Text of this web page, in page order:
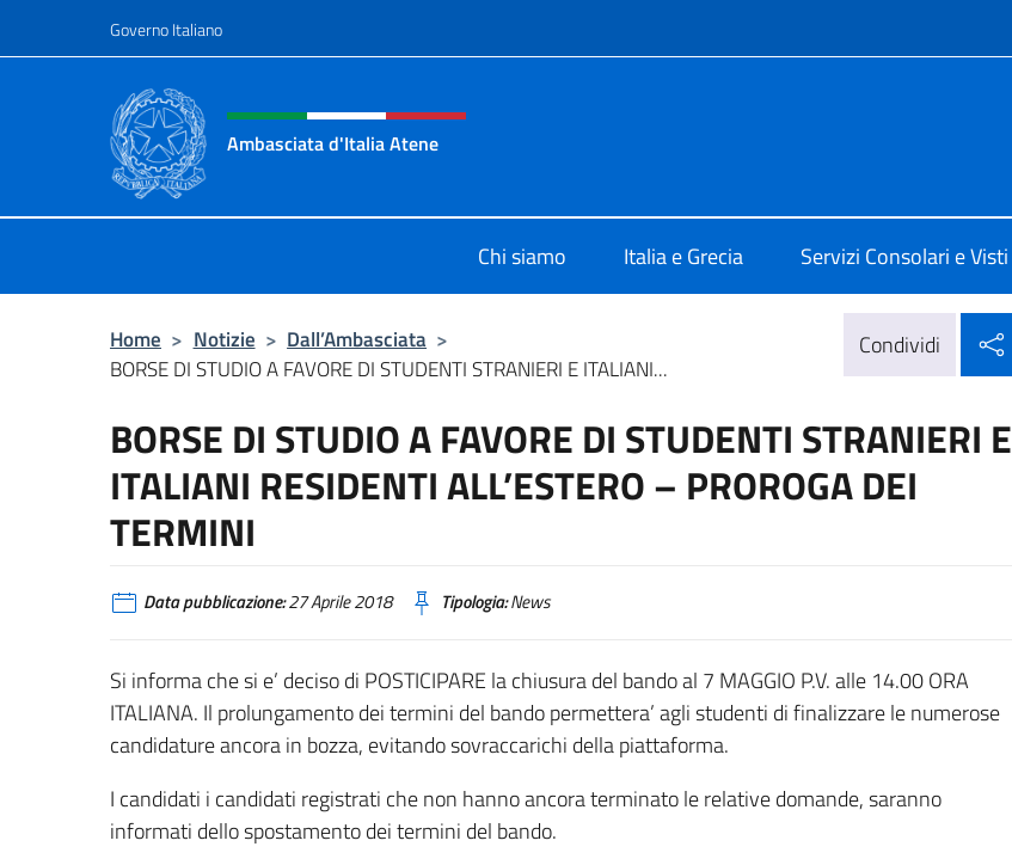
Governo Italiano
Intestazione sito, social e menù
Ambasciata d'Italia Atene
Chi siamo Italia e Grecia Servizi Consolari e Visti
Home > Notizie > Dall’Ambasciata >
BORSE DI STUDIO A FAVORE DI STUDENTI STRANIERI E ITALIANI...
Condividi
BORSE DI STUDIO A FAVORE DI STUDENTI STRANIERI E
ITALIANI RESIDENTI ALL’ESTERO – PROROGA DEI
TERMINI
Data pubblicazione:27 Aprile 2018 Tipologia:News
Si informa che si e’ deciso di POSTICIPARE la chiusura del bando al 7 MAGGIO P.V. alle 14.00 ORA
ITALIANA. Il prolungamento dei termini del bando permettera’ agli studenti di finalizzare le numerose
candidature ancora in bozza, evitando sovraccarichi della piattaforma.
I candidati i candidati registrati che non hanno ancora terminato le relative domande, saranno
informati dello spostamento dei termini del bando.